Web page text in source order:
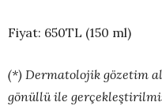
Fiyat: 650TL (150 ml)
(*) Dermatolojik gözetim
gönüllü ile